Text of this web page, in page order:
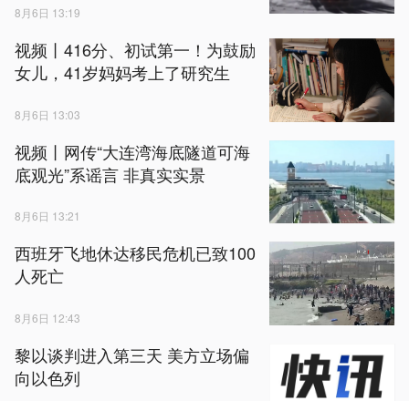
8月6日 13:19
视频丨416分、初试第一！为鼓励
女儿，41岁妈妈考上了研究生
8月6日 13:03
视频丨网传“大连湾海底隧道可海
底观光”系谣言 非真实实景
8月6日 13:21
西班牙飞地休达移民危机已致100
人死亡
8月6日 12:43
黎以谈判进入第三天 美方立场偏
向以色列